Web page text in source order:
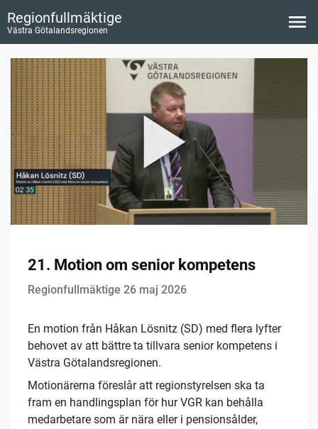
Regionfullmäktige
Västra Götalandsregionen
21. Motion om senior kompetens
Regionfullmäktige 26 maj 2026
En motion från Håkan Lösnitz (SD) med flera lyfter
behovet av att bättre ta tillvara senior kompetens i
Västra Götalandsregionen.
Motionärerna föreslår att regionstyrelsen ska ta
fram en handlingsplan för hur VGR kan behålla
medarbetare som är nära eller i pensionsålder,